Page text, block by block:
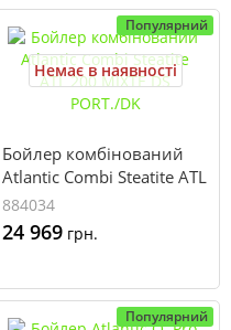
Популярний
Немає в наявності
Бойлер комбінований
Atlantic Combi Steatite ATL
200 MIXTE DS PORT./DK
884034
24 969 грн.
Популярний